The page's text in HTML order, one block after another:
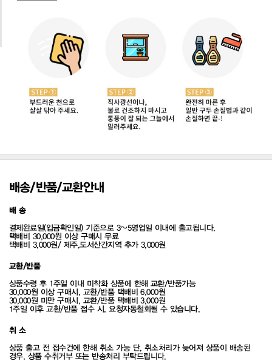
배송/반품/교환안내
배 송
결제완료일(입금확인일) 기준으로 3~5영업일 이내에 출고됩니다.
택배비 30,000원 이상 구매시 무료
택배비 3,000원/ 제주,도서산간지역 추가 3,000원
교환/반품
상품수령 후 1주일 이내 미착화 상품에 한해 교환/반품가능
30,000원 이상 구매시, 교환/반품 택배비 6,000원
30,000원 미만 구매시, 교환/반품 택배비 3,000원
1주일 이후 교환/반품 접수 시, 요청자동철회될 수 있습니다.
취 소
상품 출고 전 접수건에 한해 취소 가능 단, 취소처리가 늦어져 상품이 배송된
경우, 상품 수취거부 또는 반송처리 부탁드립니다.